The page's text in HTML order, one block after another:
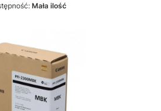
Mała ilość